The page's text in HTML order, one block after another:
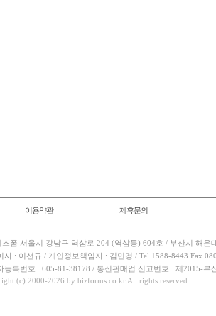
이용약관 제휴문의
즈폼 서울시 강남구 역삼로 204 (역삼동) 604호 / 부산시 해운
사 : 이선규 / 개인정보책임자 : 김민경 / Tel.1588-8443
등록번호 : 605-81-38178 / 통신판매업 신고번호 : 제2015-부
(c) 2000-2026 by bizforms.co.kr All rights reserved.